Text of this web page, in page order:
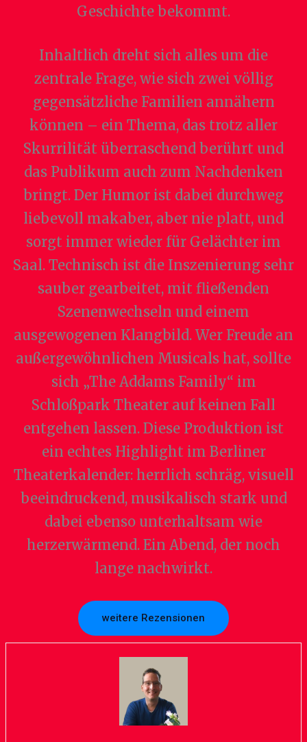
Geschichte bekommt.
Inhaltlich dreht sich alles um die
zentrale Frage, wie sich zwei völlig
gegensätzliche Familien annähern
können – ein Thema, das trotz aller
Skurrilität überraschend berührt und
das Publikum auch zum Nachdenken
bringt. Der Humor ist dabei durchweg
liebevoll makaber, aber nie platt, und
sorgt immer wieder für Gelächter im
Saal. Technisch ist die Inszenierung sehr
sauber gearbeitet, mit fließenden
Szenenwechseln und einem
ausgewogenen Klangbild. Wer Freude an
außergewöhnlichen Musicals hat, sollte
sich „The Addams Family“ im
Schloßpark Theater auf keinen Fall
entgehen lassen. Diese Produktion ist
ein echtes Highlight im Berliner
Theaterkalender: herrlich schräg, visuell
beeindruckend, musikalisch stark und
dabei ebenso unterhaltsam wie
herzerwärmend. Ein Abend, der noch
lange nachwirkt.
weitere Rezensionen